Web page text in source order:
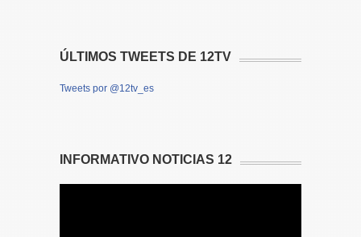
ÚLTIMOS TWEETS DE 12TV
Tweets por @12tv_es
INFORMATIVO NOTICIAS 12